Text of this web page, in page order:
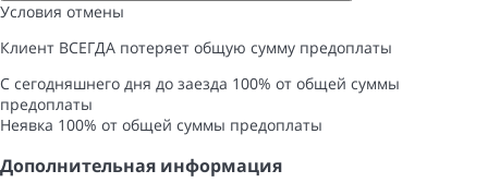
Условия отмены
Клиент ВСЕГДА потеряет общую сумму предоплаты
С сегодняшнего дня до заезда 100% от общей суммы
предоплаты
Неявка 100% от общей суммы предоплаты
Дополнительная информация